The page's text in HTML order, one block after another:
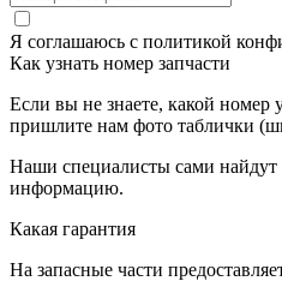
Я соглашаюсь с политикой
Как узнать номер запчасти
Если вы не знаете, какой номер
пришлите нам фото таблички
Наши специалисты сами
информацию.
Какая гарантия
На запасные части